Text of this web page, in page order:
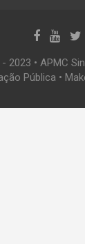
2023 • APMC
Pública •